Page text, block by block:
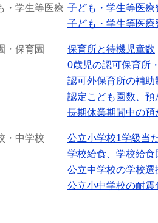
・学生等医療 子ども・学生等医
子ども・学生等医
・保育園
保育所と待機児童数
0歳児の認可保育所
認可外保育所の補助
認定こども園数、預
長期休業期間中の預
・中学校
公立小学校1学級当
学校給食、学校給食
公立中学校の学校選
公立小中学校の耐震